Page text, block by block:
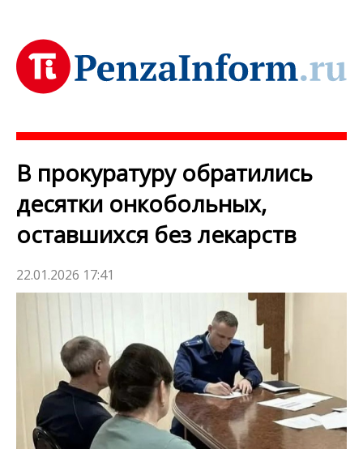
В прокуратуру обратились
десятки онкобольных,
оставшихся без лекарств
22.01.2026 17:41